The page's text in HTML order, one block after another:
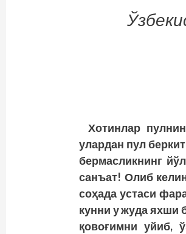
Хотинлар
улардан пул
бермасликнинг
санъат! Олиб
соҳада устаси
кунни у жуда яхши
қовоғимни уйиб,